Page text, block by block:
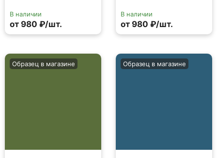
В наличии
от 980 ₽/шт.
В наличии
от 980 ₽/шт.
Образец в магазине Образец в магазине